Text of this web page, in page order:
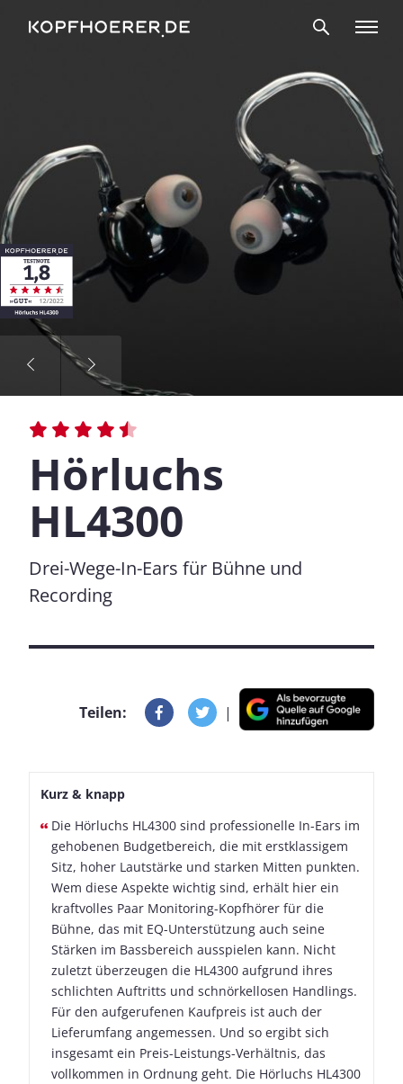
Hörluchs
HL4300
Drei-Wege-In-Ears für Bühne und
Recording
Teilen: |
Kurz & knapp
Die Hörluchs HL4300 sind professionelle In-Ears im
gehobenen Budgetbereich, die mit erstklassigem
Sitz, hoher Lautstärke und starken Mitten punkten.
Wem diese Aspekte wichtig sind, erhält hier ein
kraftvolles Paar Monitoring-Kopfhörer für die
Bühne, das mit EQ-Unterstützung auch seine
Stärken im Bassbereich ausspielen kann. Nicht
zuletzt überzeugen die HL4300 aufgrund ihres
schlichten Auftritts und schnörkellosen Handlings.
Für den aufgerufenen Kaufpreis ist auch der
Lieferumfang angemessen. Und so ergibt sich
insgesamt ein Preis-Leistungs-Verhältnis, das
vollkommen in Ordnung geht. Die Hörluchs HL4300